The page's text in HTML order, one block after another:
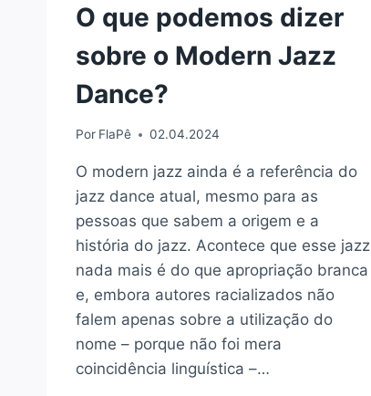
NAS
STREET
DANCES?
O que podemos dizer
sobre o Modern Jazz
Dance?
Por FlaPê 02.04.2024
O modern jazz ainda é a referência do
jazz dance atual, mesmo para as
pessoas que sabem a origem e a
história do jazz. Acontece que esse jazz
nada mais é do que apropriação branca
e, embora autores racializados não
falem apenas sobre a utilização do
nome – porque não foi mera
coincidência linguística –…